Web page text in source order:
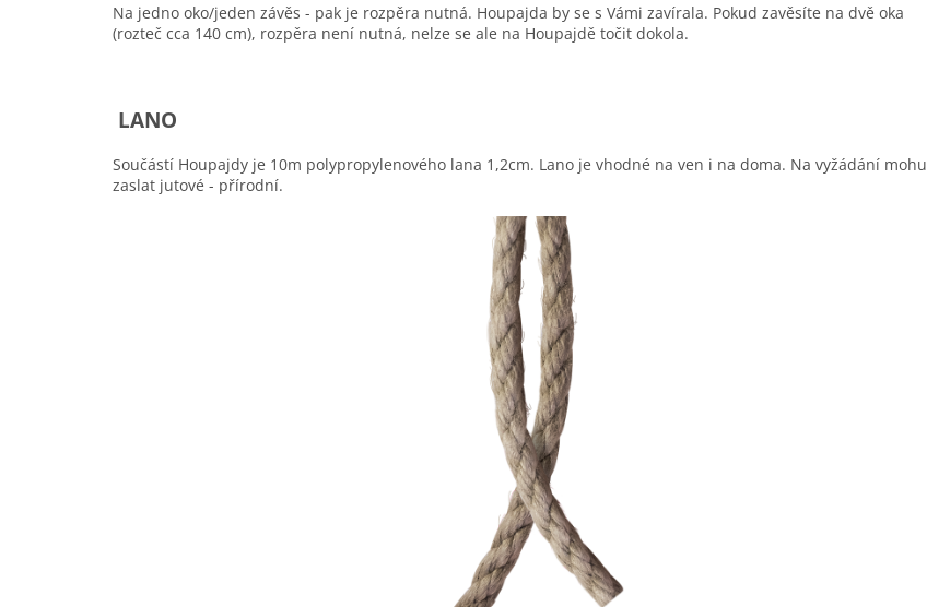
Na jedno oko/jeden závěs - pak je rozpěra nutná. Houpajda by se s Vámi zavírala. Pokud zavěsíte na dvě oka
(rozteč cca 140 cm), rozpěra není nutná, nelze se ale na Houpajdě točit dokola.
LANO
Součástí Houpajdy je 10m polypropylenového lana 1,2cm. Lano je vhodné na ven i na doma. Na vyžádání mohu
zaslat jutové - přírodní.